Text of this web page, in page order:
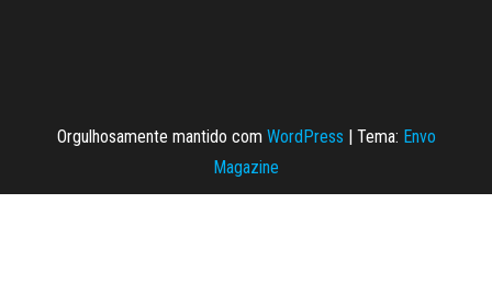
Orgulhosamente mantido com WordPress | Tema: Envo
Magazine